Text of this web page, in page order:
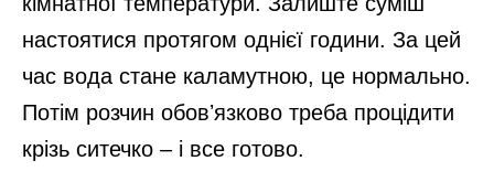
настоятися протягом однієї години. За цей
час вода стане каламутною, це нормально.
Потім розчин обовʼязково треба процідити
крізь ситечко – і все готово.